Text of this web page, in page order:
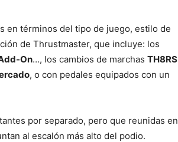
en términos del tipo de juego, estilo de
de Thrustmaster, que incluye: los
On…, los cambios de marchas TH8RS
, o con pedales equipados con un
por separado, pero que reunidas en
al escalón más alto del podio.